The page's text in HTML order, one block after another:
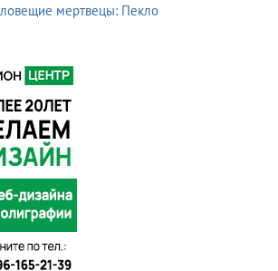
мертвецы: Пекло